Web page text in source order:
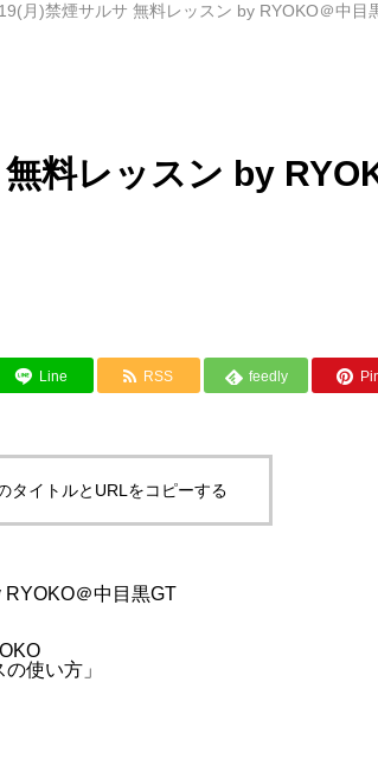
月)禁煙サルサ 無料レッスン by RYOKO＠中目
料レッスン by
Line RSS feedly
タイトルとURLをコピーする
＠中目黒GT
使い方」